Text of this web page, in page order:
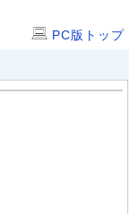
PC版トップ